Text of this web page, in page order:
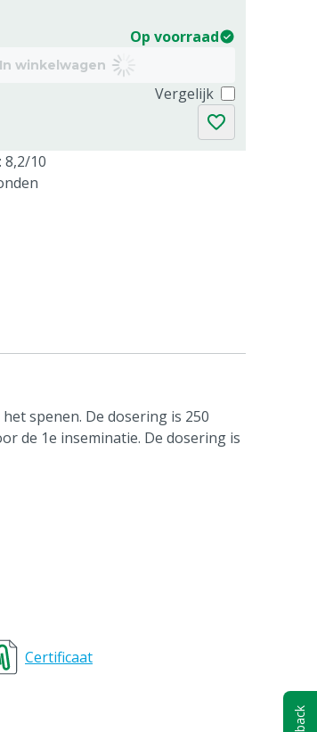
Op voorraad
In winkelwagen
Vergelijk
10
spenen. De dosering is 250
de 1e inseminatie. De dosering is
Certificaat